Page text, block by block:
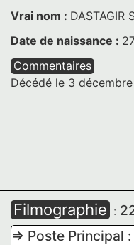
Vrai nom : DASTAGIR
Date de naissance :
Commentaires
Décédé le 3
Filmographie :
=> Poste Principal :